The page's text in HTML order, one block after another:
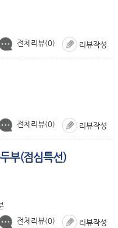
리뷰작성
전체리뷰(0)
리뷰작성
전체리뷰(0)
부(점심특선)
리뷰작성
전체리뷰(0)